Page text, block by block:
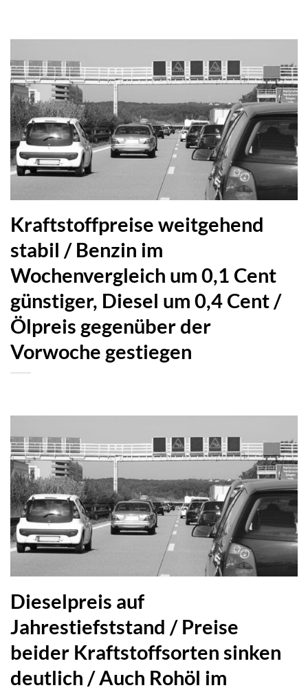
Kraftstoffpreise weitgehend
stabil / Benzin im
Wochenvergleich um 0,1 Cent
günstiger, Diesel um 0,4 Cent /
Ölpreis gegenüber der
Vorwoche gestiegen
Dieselpreis auf
Jahrestiefststand / Preise
beider Kraftstoffsorten sinken
deutlich / Auch Rohöl im